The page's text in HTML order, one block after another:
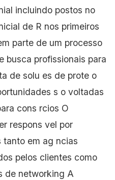
incluindo postos no
de R nos primeiros
parte de um processo
busca profissionais para
de solu es de prote o
s o voltadas
cons rcios O
respons vel por
tanto em ag ncias
pelos clientes como
de networking A